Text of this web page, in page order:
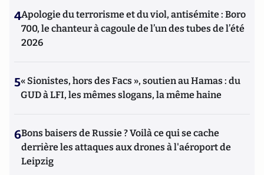
4Apologie du terrorisme et du viol, antisémite : Boro
700, le chanteur à cagoule de l’un des tubes de l’été
2026
5« Sionistes, hors des Facs », soutien au Hamas : du
GUD à LFI, les mêmes slogans, la même haine
6Bons baisers de Russie ? Voilà ce qui se cache
derrière les attaques aux drones à l'aéroport de
Leipzig